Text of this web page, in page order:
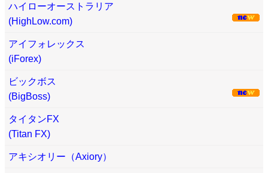
ハイローオーストラリア
(HighLow.com)
アイフォレックス
(iForex)
ビックボス
(BigBoss)
タイタンFX
(Titan FX)
アキシオリー（Axiory）